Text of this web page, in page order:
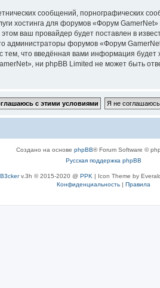
сообщений, порнографических
хостинга для форумов «Форум
ваш провайдер будет поставлен в
администраторы форумов «Форум
что введённая вами информация
ни phpBB Limited не может быть
Создано на основе phpBB® Forum Software ©
Русская поддержка phpBB
v.3h © 2015-2020 @ PPK | Icon Theme by
Конфиденциальность| Правила